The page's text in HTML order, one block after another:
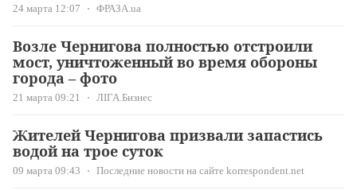
24 марта 12:07 ФРАЗА.ua
Возле Чернигова полностью отстроили
мост, уничтоженный во время обороны
города – фото
21 марта 09:21 ЛІГА.Бизнес
Жителей Чернигова призвали запастись
водой на трое суток
09 марта 09:43 Последние новости на сайте korrespondent.net